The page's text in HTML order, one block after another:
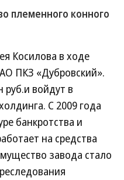
племенного конного
Косилова в ходе
ПКЗ «Дубровский».
войдут в
С 2009 года
банкротства и
на средства
завода стало